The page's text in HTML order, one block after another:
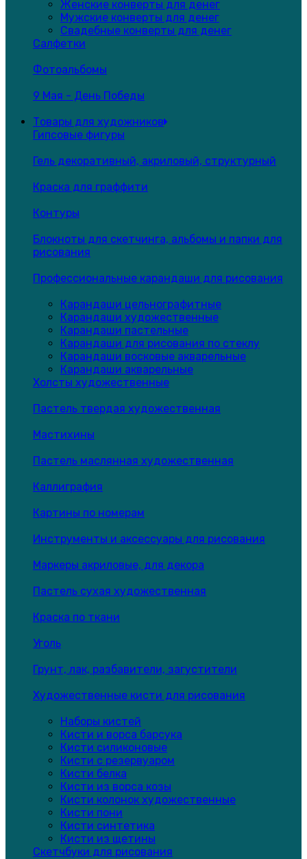
Женские конверты для денег
Мужские конверты для денег
Свадебные конверты для денег
Салфетки
Фотоальбомы
9 Мая - День Победы
Товары для художников
Гипсовые фигуры
Гель декоративный, акриловый, структурный
Краска для граффити
Контуры
Блокноты для скетчинга, альбомы и папки для
рисования
Профессиональные карандаши для рисования
Карандаши цельнографитные
Карандаши художественные
Карандаши пастельные
Карандаши для рисования по стеклу
Карандаши восковые акварельные
Карандаши акварельные
Холсты художественные
Пастель твердая художественная
Мастихины
Пастель маслянная художественная
Каллиграфия
Картины по номерам
Инструменты и аксессуары для рисования
Маркеры акриловые, для декора
Пастель сухая художественная
Краска по ткани
Уголь
Грунт, лак, разбавители, загустители
Художественные кисти для рисования
Наборы кистей
Кисти и ворса барсука
Кисти силиконовые
Кисти с резервуаром
Кисти белка
Кисти из ворса козы
Кисти колонок художественные
Кисти пони
Кисти синтетика
Кисти из щетины
Скетчбуки для рисования